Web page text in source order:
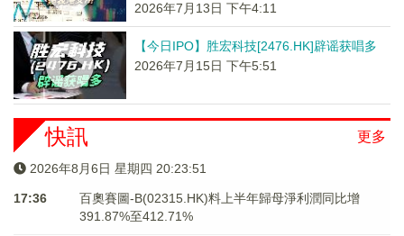
2026年7月13日 下午4:11
【今日IPO】胜宏科技[2476.HK]辟谣获唱多
2026年7月15日 下午5:51
更多
快訊
2026年8月6日 星期四 20:23:52
17:36
百奧賽圖-B(02315.HK)料上半年歸母淨利潤同比增
391.87%至412.71%